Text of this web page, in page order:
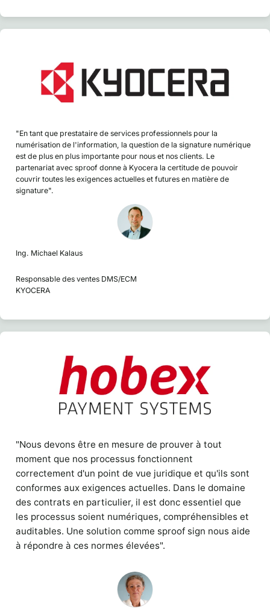
"En tant que prestataire de services professionnels pour la
numérisation de l'information, la question de la signature numérique
est de plus en plus importante pour nous et nos clients. Le
partenariat avec sproof donne à Kyocera la certitude de pouvoir
couvrir toutes les exigences actuelles et futures en matière de
signature".
Ing. Michael Kalaus
Responsable des ventes DMS/ECM
KYOCERA
"Nous devons être en mesure de prouver à tout
moment que nos processus fonctionnent
correctement d'un point de vue juridique et qu'ils sont
conformes aux exigences actuelles. Dans le domaine
des contrats en particulier, il est donc essentiel que
les processus soient numériques, compréhensibles et
auditables. Une solution comme sproof sign nous aide
à répondre à ces normes élevées".